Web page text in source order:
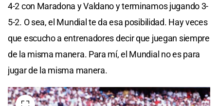
4-2 con Maradona y Valdano y terminamos jugando 3-
5-2. O sea, el Mundial te da esa posibilidad. Hay veces
que escucho a entrenadores decir que juegan siempre
de la misma manera. Para mí, el Mundial no es para
jugar de la misma manera.